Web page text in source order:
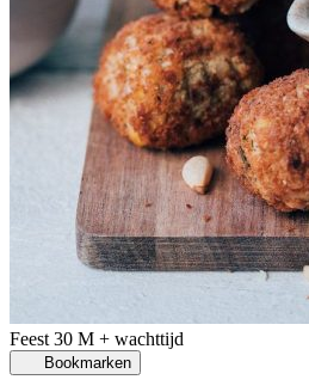
Feest 30 M + wachttijd
Bookmarken